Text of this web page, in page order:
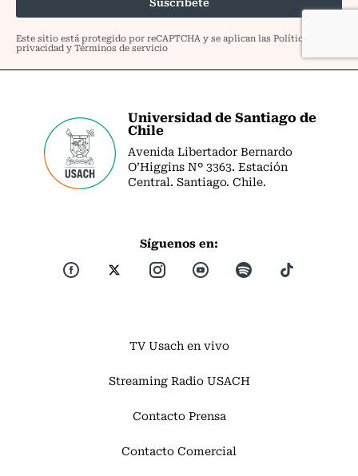
Universidad de Santiago de
Chile
Avenida Libertador Bernardo
O’Higgins Nº 3363. Estación
Central. Santiago. Chile.
Síguenos en:
TV Usach en vivo
Streaming Radio USACH
Contacto Prensa
Contacto Comercial